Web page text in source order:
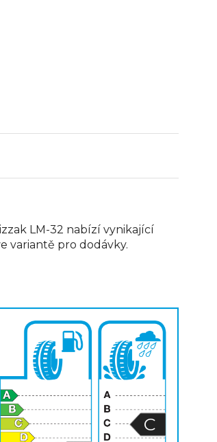
LM-32 nabízí vynikající
variantě pro dodávky.
C